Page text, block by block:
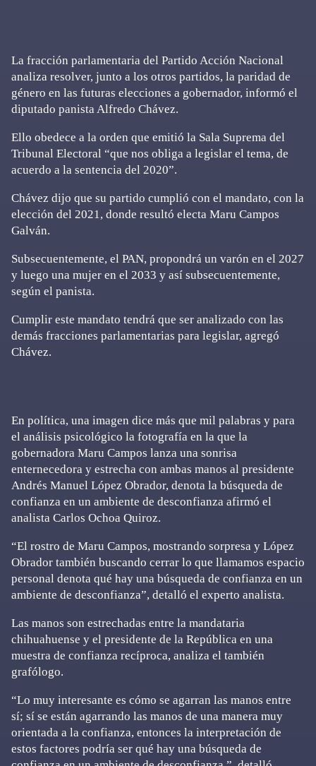
La fracción parlamentaria del Partido Acción Nacional
analiza resolver, junto a los otros partidos, la paridad de
género en las futuras elecciones a gobernador, informó el
diputado panista Alfredo Chávez.
Ello obedece a la orden que emitió la Sala Suprema del
Tribunal Electoral “que nos obliga a legislar el tema, de
acuerdo a la sentencia del 2020”.
Chávez dijo que su partido cumplió con el mandato, con la
elección del 2021, donde resultó electa Maru Campos
Galván.
Subsecuentemente, el PAN, propondrá un varón en el 2027
y luego una mujer en el 2033 y así subsecuentemente,
según el panista.
Cumplir este mandato tendrá que ser analizado con las
demás fracciones parlamentarias para legislar, agregó
Chávez.
En política, una imagen dice más que mil palabras y para
el análisis psicológico la fotografía en la que la
gobernadora Maru Campos lanza una sonrisa
enternecedora y estrecha con ambas manos al presidente
Andrés Manuel López Obrador, denota la búsqueda de
confianza en un ambiente de desconfianza afirmó el
analista Carlos Ochoa Quiroz.
“El rostro de Maru Campos, mostrando sorpresa y López
Obrador también buscando cerrar lo que llamamos espacio
personal denota qué hay una búsqueda de confianza en un
ambiente de desconfianza”, detalló el experto analista.
Las manos son estrechadas entre la mandataria
chihuahuense y el presidente de la República en una
muestra de confianza recíproca, analiza el también
grafólogo.
“Lo muy interesante es cómo se agarran las manos entre
sí; sí se están agarrando las manos de una manera muy
orientada a la confianza, entonces la interpretación de
estos factores podría ser qué hay una búsqueda de